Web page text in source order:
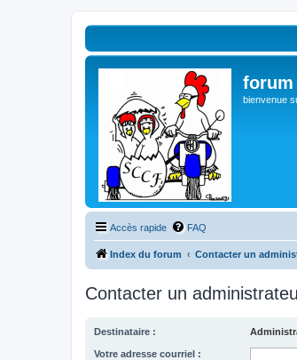
forum
bienvenue
Accès rapide FAQ
Index du forum Contacter un
Contacter un
Destinataire :
Votre adresse courriel :